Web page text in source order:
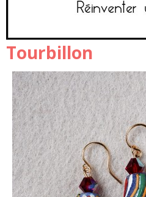
Tourbillon